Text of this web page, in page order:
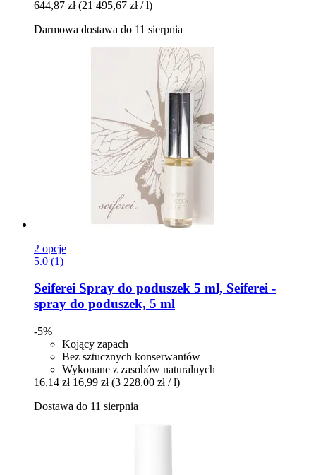
644,87 zł (21 495,67 zł / l)
Darmowa dostawa do 11 sierpnia
2 opcje
5.0 (1)
Seiferei Spray do poduszek 5 ml, Seiferei -​
spray do poduszek, 5 ml
-5%
Kojący zapach
Bez sztucznych konserwantów
Wykonane z zasobów naturalnych
16,14 zł 16,99 zł (3 228,00 zł / l)
Dostawa do 11 sierpnia